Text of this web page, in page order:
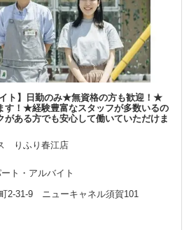
イト】日勤のみ★無資格の方も歓迎！★
す！★経験豊富なスタッフが多数いるの
がある方でも安心して働いていただけま
りふり春江店
ト・アルバイト
2-31-9 ニューキャネル須賀101